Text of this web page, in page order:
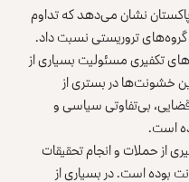
نشان می‌دهد که تداوم
گروه‌های تروریستی نسبت داد.
تکفیری مسئولیت بسیاری از
خشونت‌ها در بستری از
بی‌تفاوتی سیاسی و
است.
از حملات و انجام تحقیقات
بوده است. در بسیاری از